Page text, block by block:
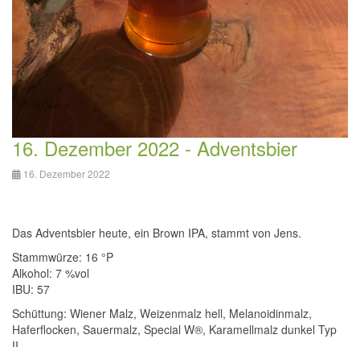
16. Dezember 2022 - Adventsbier
16. Dezember 2022
Das Adventsbier heute, ein Brown IPA, stammt von Jens.
Stammwürze: 16 °P
Alkohol: 7 %vol
IBU: 57
Schüttung: Wiener Malz, Weizenmalz hell, Melanoidinmalz,
Haferflocken, Sauermalz, Special W®, Karamellmalz dunkel Typ